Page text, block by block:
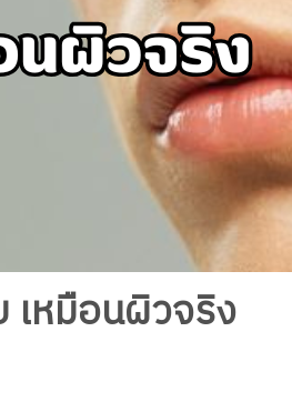
เหมือนผิวจริง